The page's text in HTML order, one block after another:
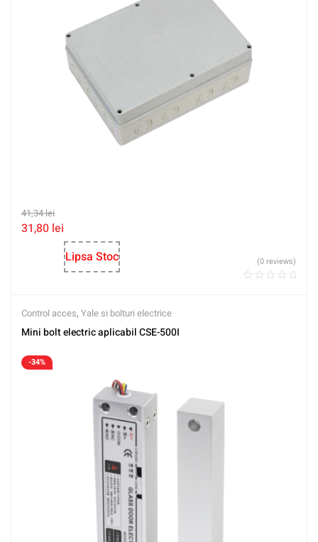
41,34lei
31,80 lei
Lipsa Stoc
(0 reviews)
Control acces, Yale si bolturi electrice
Mini bolt electric aplicabil CSE-500I
-34%